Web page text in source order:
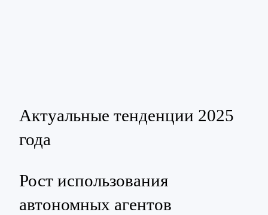
Актуальные тенденции 2025
года
Рост использования
автономных агентов